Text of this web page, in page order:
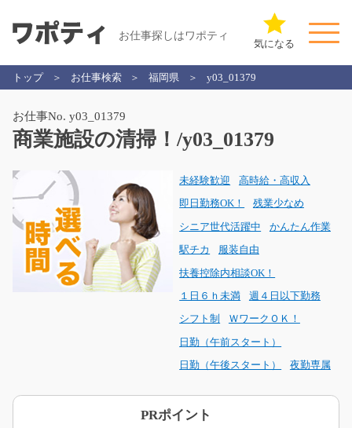
お仕事探しはワポティ
気になる
トップ お仕事検索 福岡県 y03_01379
お仕事No. y03_01379
商業施設の清掃！/y03_01379
未経験歓迎 高時給・高収入
即日勤務OK！ 残業少なめ
シニア世代活躍中 かんたん作業
駅チカ 服装自由
扶養控除内相談OK！
１日６ｈ未満 週４日以下勤務
シフト制 ＷワークＯＫ！
日勤（午前スタート）
日勤（午後スタート） 夜勤専属
PRポイント